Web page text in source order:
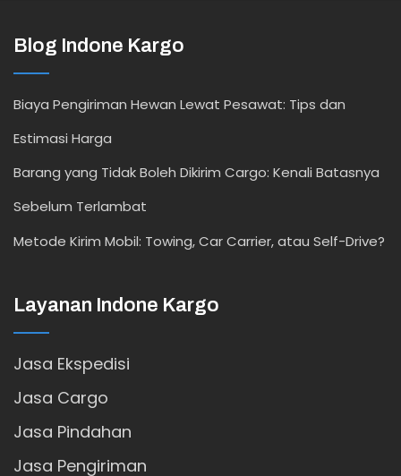
Blog Indone Kargo
Biaya Pengiriman Hewan Lewat Pesawat: Tips dan
Estimasi Harga
Barang yang Tidak Boleh Dikirim Cargo: Kenali Batasnya
Sebelum Terlambat
Metode Kirim Mobil: Towing, Car Carrier, atau Self-Drive?
Layanan Indone Kargo
Jasa Ekspedisi
Jasa Cargo
Jasa Pindahan
Jasa Pengiriman